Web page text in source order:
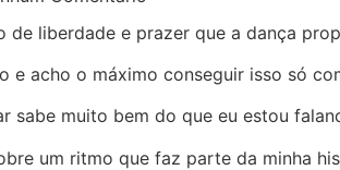
de liberdade e prazer que a dança
e acho o máximo conseguir isso só
sabe muito bem do que eu estou
um ritmo que faz parte da minha